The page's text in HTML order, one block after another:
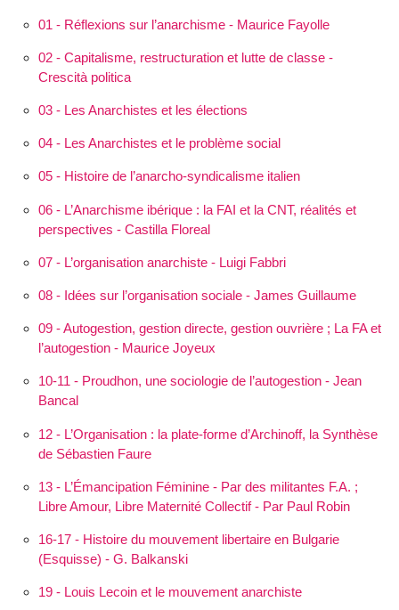
01 - Réflexions sur l’anarchisme - Maurice Fayolle
02 - Capitalisme, restructuration et lutte de classe -
Crescità politica
03 - Les Anarchistes et les élections
04 - Les Anarchistes et le problème social
05 - Histoire de l’anarcho-syndicalisme italien
06 - L’Anarchisme ibérique : la FAI et la CNT, réalités et
perspectives - Castilla Floreal
07 - L’organisation anarchiste - Luigi Fabbri
08 - Idées sur l’organisation sociale - James Guillaume
09 - Autogestion, gestion directe, gestion ouvrière ; La FA et
l’autogestion - Maurice Joyeux
10-11 - Proudhon, une sociologie de l’autogestion - Jean
Bancal
12 - L’Orga­nisation : la plate-forme d’Archinoff, la Synthèse
de Sébastien Faure
13 - L’Éman­cipation Féminine - Par des militantes F.A. ;
Libre Amour, Libre Maternité Collectif - Par Paul Robin
16-17 - Histoire du mouvement libertaire en Bulgarie
(Esquisse) - G. Balkanski
19 - Louis Lecoin et le mouvement anarchiste